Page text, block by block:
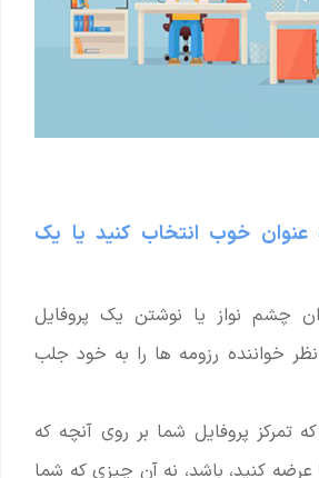
عنوان خوب انتخاب کنید یا یک
چشم نواز یا نوشتن یک پروفایل
خواننده رزومه ها را به خود جلب
تمرکز پروفایل شما بر روی آنچه که
عرضه کنید، باشد، نه آن چیزی که شما